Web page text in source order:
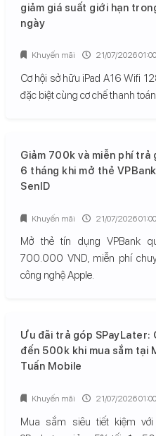
giảm giá suất giới hạn
ngày
Cơ hội sở hữu iPad A16 Wifi
đặc biệt cùng cơ chế thanh
Khuyến mãi 21/07/2026 01:00
Giảm 700k và miễn phí trả
6 tháng khi mở thẻ
SenID
Mở thẻ tín dụng VPBank
700.000 VND, miễn phí
công nghệ Apple.
Khuyến mãi 21/07/2026 01:00
Ưu đãi trả góp SPayLater:
đến 500k khi mua sắm tại
Tuấn Mobile
Mua sắm siêu tiết kiệm
Khuyến mãi 21/07/2026 01:00